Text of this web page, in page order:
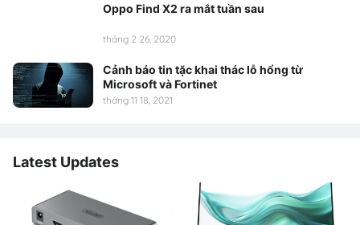
Oppo Find X2 ra mắt tuần sau
tháng 2 26, 2020
Cảnh báo tin tặc khai thác lỗ hổng từ
Microsoft và Fortinet
tháng 11 18, 2021
Latest Updates